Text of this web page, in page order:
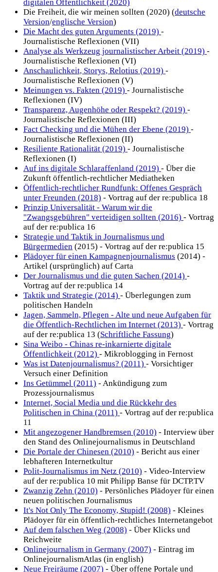
digitalen Öffentlichkeit (2020)
Die Freiheit, die wir meinen sollten (2020) (deutsche
Version/englische Version)
Die Macht des guten Arguments (2019) -
Journalistische Reflexionen (VII)
Analyse als Werkzeug journalistischer Arbeit (2019) -
Journalistische Reflexionen (VI)
Anschaulichkeit, Storys, Relotius (2019) -
Journalistische Reflexionen (V)
Meinungen vs. Fakten (2019) - Journalistische
Reflexionen (IV)
Transparenz, Augenhöhe oder Respekt? (2019) -
Journalistische Reflexionen (III)
Fact Checking und die Mühen der Ebene (2019) -
Journalistische Reflexionen (II)
Resiliente Rationalität (2019) - Journalistische
Reflexionen (I)
Auf ins digitale Schlaraffenland (2019) - Über die
Zukunft öffentlich-rechtlicher Mediatheken
Öffentlich-rechtlicher Rundfunk: Offenes Gespräch
unter Freunden (2018) - Vortrag auf der re:publica 18
Prinzip Universalität - Warum wir die
"Zwangsgebühren" verteidigen sollten (2016) - Vortrag
auf der re:publica 16
Strategie und Taktik in Journalismus und
Bürgermedien (2015) - Vortrag auf der re:publica 15
Plädoyer für einen Kampagnenjournalismus (2014) -
Artikel (ursprünglich) auf Carta
Der Journalismus und die guten Sachen (2014) -
Vortrag auf der re:publica 14
Taktik und Strategie (2014) - Überlegungen zum
politischen Handeln
Jagen, Sammeln, Pflegen - Alte und neue Aufgaben für
die Öffentlich-Rechtlichen im Internet (2013) - Vortrag
auf der re:publica 13 (Schriftliche Fassung)
Sina Weibo - Chinas re-inkarnierte digitale
Öffentlichkeit (2012) - Mikroblogging in Fernost
Was ist Datenjournalismus? (2011) - Vorsichtiger
Versuch einer Definition
Ins Getümmel (2011) - Ankündigung zum
Prozessjournalismus
Internet, Social Media und die Rückkehr des
Politischen in China (2011) - Vortrag auf der re:publica
11
Mit angezogener Handbremsen (2010) - Interview über
den Stand des Onlinejournalismus in Deutschland
Die Portale der Chinesen (2010) - Bericht aus einer
lebhafteren Internetkultur
Polit-Journalismus im Netz (2010) - Video-Interview
auf der re:publica 10 mit Philipp Banse für DCTP.TV
Zwanzig Zehn (2010) - Persönliches Plädoyer für einen
neuen politischen Journalismus
It's Not Only The Economy, Stupid! (2008) - Kleines
Plädoyer für ein öffentlich-rechtliches Internetangebot
Auf dem falschen Weg (2008) - Über Klicks und
Reichweite
Onlinejournalism in Germany (2007) - Eintrag im
OnlinejournalismAtlas (in english)
Neue Freiräume (2007) - Über offene Portale und